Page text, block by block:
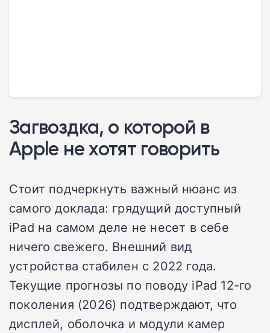
Загвоздка, о которой в
Apple не хотят говорить
Стоит подчеркнуть важный нюанс из
самого доклада: грядущий доступный
iPad на самом деле не несет в себе
ничего свежего. Внешний вид
устройства стабилен с 2022 года.
Текущие прогнозы по поводу iPad 12-го
поколения (2026) подтверждают, что
дисплей, оболочка и модули камер